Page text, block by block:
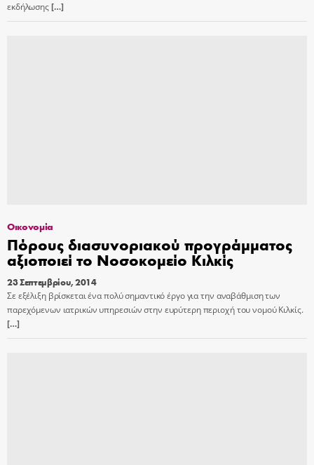
εκδήλωσης[…]
Οικονομία
Πόρους διασυνοριακού προγράμματος
αξιοποιεί το Νοσοκομείο Κιλκίς
23 Σεπτεμβρίου, 2014
Σε εξέλιξη βρίσκεται ένα πολύ σημαντικό έργο για την αναβάθμιση των
παρεχόμενων ιατρικών υπηρεσιών στην ευρύτερη περιοχή του νομού Κιλκίς.
[…]